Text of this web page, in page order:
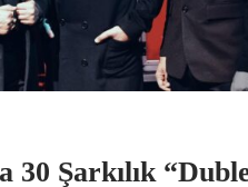
30 Şarkılık